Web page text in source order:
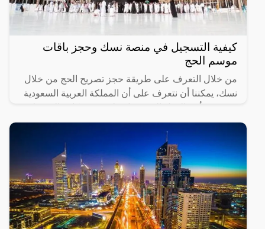
كيفية التسجيل في منصة نسك وحجز باقات
موسم الحج
من خلال التعرف على طريقة حجز تصريح الحج من خلال
نسك، يمكننا أن نتعرف على أن المملكة العربية السعودية
التي